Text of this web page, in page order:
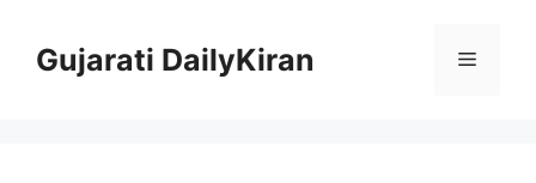
contentGujarati DailyKiran Menu